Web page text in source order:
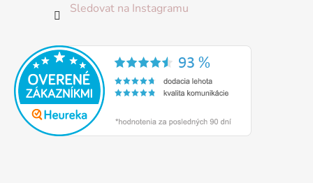
Sledovat na Instagramu